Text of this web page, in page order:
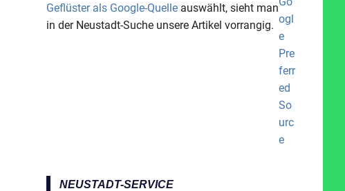
Geflüster als Google-Quelle auswählt, sieht man
in der Neustadt-Suche unsere Artikel vorrangig.
NEUSTADT-SERVICE